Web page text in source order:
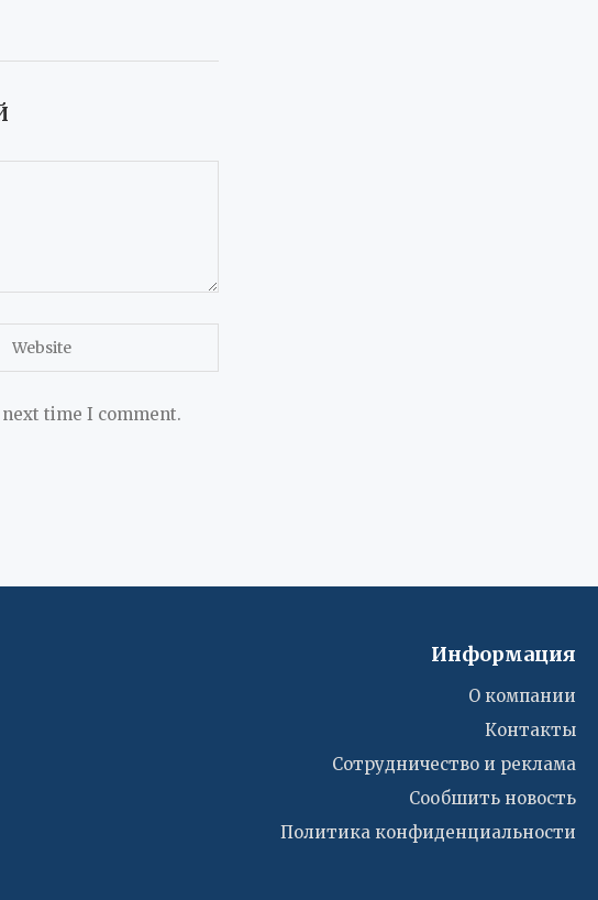
time I comment.
Информация
О компании
Контакты
Сотрудничество и реклама
Сообшить новость
Политика конфиденциальности